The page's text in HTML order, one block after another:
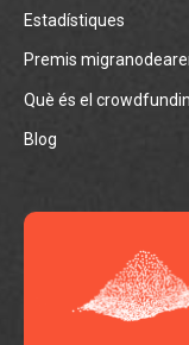
Estadístiques
Premis
Què és el
Blog